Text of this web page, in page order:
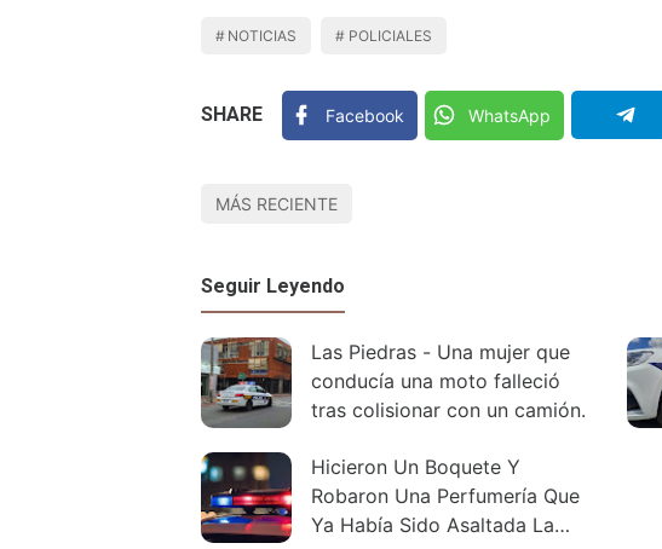
NOTICIAS POLICIALES
SHARE Facebook WhatsApp
MÁS RECIENTE
Seguir Leyendo
Las Piedras - Una mujer que
conducía una moto falleció
tras colisionar con un camión.
Hicieron Un Boquete Y
Robaron Una Perfumería Que
Ya Había Sido Asaltada La